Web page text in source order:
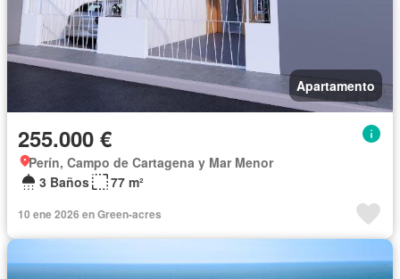
Apartamento
255.000 €
Perín, Campo de Cartagena y Mar Menor
3 Baños
77 m²
10 ene 2026 en Green-acres